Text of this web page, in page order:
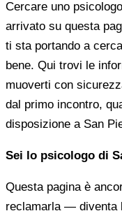
Cercare uno
arrivato su questa
ti sta portando a
bene. Qui trovi le
muoverti con
dal primo incontro,
disposizione a San
Sei lo psicologo di
Questa pagina è
reclamarla — diventa